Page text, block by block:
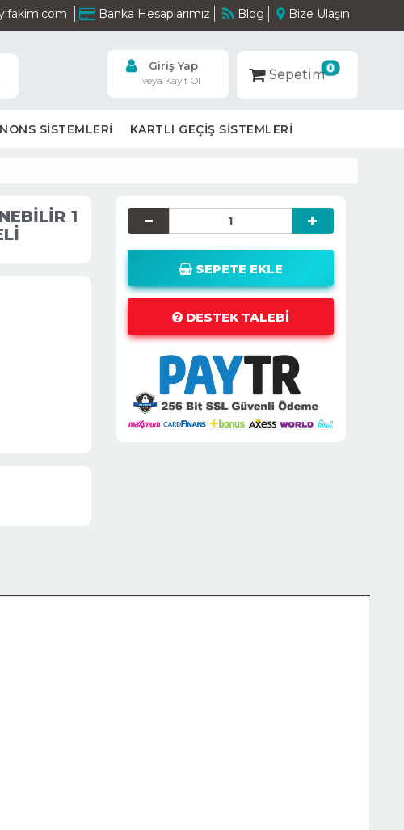
Banka Hesaplarımız Blog Bize Ulaşın
Giriş Yap
veya Kayıt Ol Sepetim0
SİSTEMLERİ KARTLI GEÇİŞ SİSTEMLERİ
1
SEPETE EKLE
DESTEK TALEBI